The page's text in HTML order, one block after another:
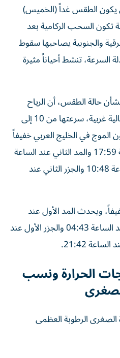
يكون الطقس غداً (الخميس)
تكون السحب الركامية بعد
والجنوبية يصاحبها سقوط
السرعة، تنشط أحياناً مثيرة
حالة الطقس، أن الرياح
ستكون جنوبية شرقية إلى شمالية غربية، سرعتها من 10 إلى
ويكون الموج في الخليج العربي خفيفاً
ويحدث المد الأول عند الساعة 17:59 والمد الثاني عند الساعة
06:17، والجزر الأول عند الساعة 10:48 والجزر الثاني عند
ويحدث المد الأول عند
الساعة 13:56 والمد الثاني عند الساعة 04:43 والجزر الأول عند
الحرارة ونسب
الصغرى الرطوبة العظمى